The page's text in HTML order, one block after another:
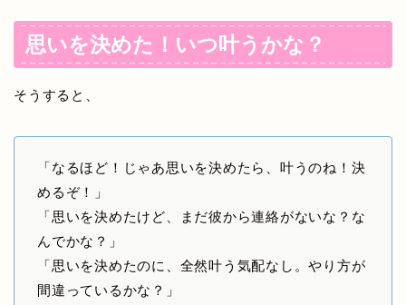
思いを決めた！いつ叶うかな？
そうすると、
「なるほど！じゃあ思いを決めたら、叶うのね！決
めるぞ！」
「思いを決めたけど、まだ彼から連絡がないな？な
んでかな？」
「思いを決めたのに、全然叶う気配なし。やり方が
間違っているかな？」